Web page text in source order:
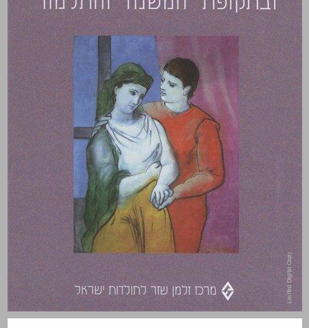
זכר ונקבה בראם הנישואים בשלהי ימי הבית השני ובתקופת המשנה והתלמוד ... 0